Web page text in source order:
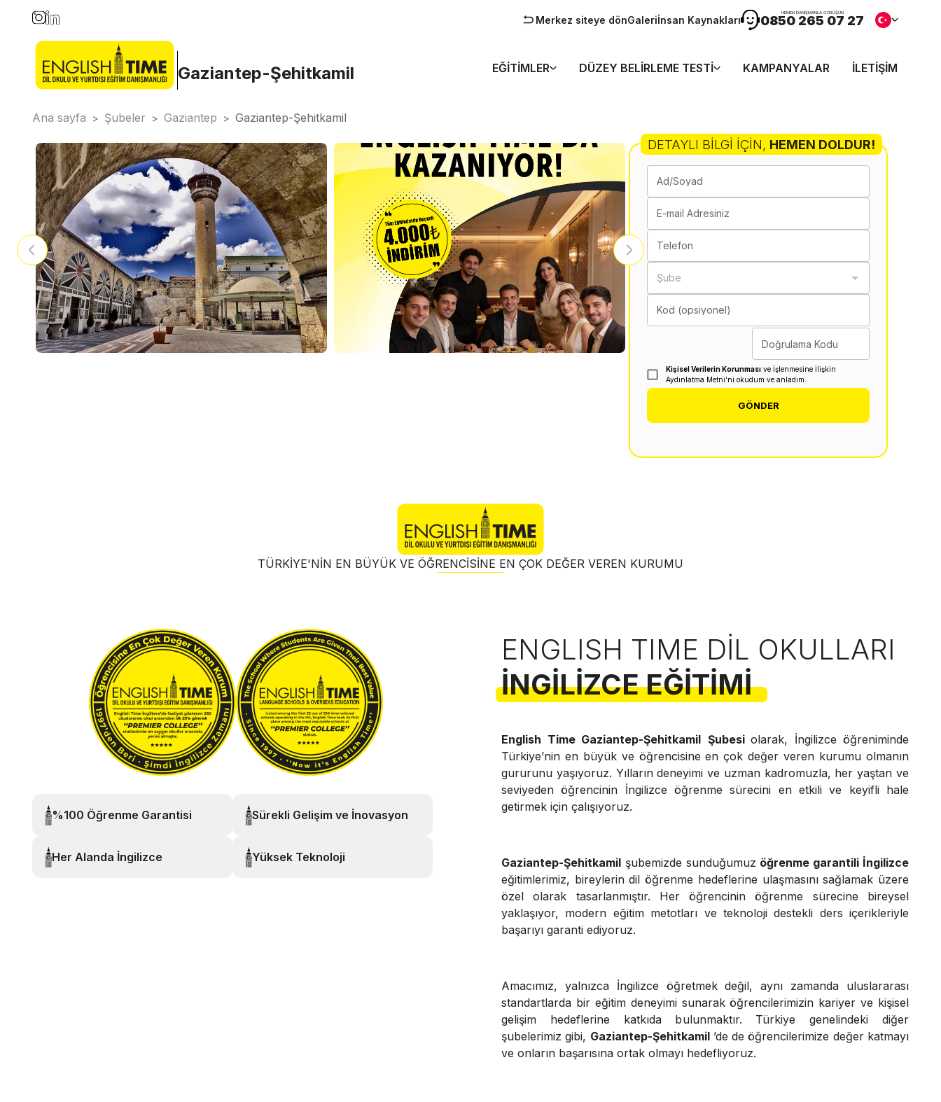
Merkez siteye dönGaleriİnsan Kaynakları
HEMEN DANIŞMANLA GÖRÜŞÜN
0850 265 07 27
Gaziantep-Şehitkamil EĞITIMLER DÜZEY BELIRLEME TESTI KAMPANYALAR İLETIŞIM
Ana sayfa > Şubeler > Gaziantep > Gaziantep-Şehitkamil
DETAYLI BILGI İÇIN, HEMEN DOLDUR!
Ad/Soyad
E-mail Adresiniz
Telefon
Şube
Kod (opsiyonel)
Doğrulama Kodu
Kişisel Verilerin Korunması ve İşlenmesine İlişkin
Aydınlatma Metni'ni okudum ve anladım.
GÖNDER
TÜRKIYE'NIN EN BÜYÜK VE ÖĞRENCISINE EN ÇOK DEĞER VEREN KURUMU
%100 Öğrenme Garantisi Sürekli Gelişim ve İnovasyon
Her Alanda İngilizce Yüksek Teknoloji
ENGLISH TIME DIL OKULLARI
İNGILIZCE EĞITIMI
English Time Gaziantep-Şehitkamil Şubesi olarak, İngilizce öğreniminde
Türkiye’nin en büyük ve öğrencisine en çok değer veren kurumu olmanın
gururunu yaşıyoruz. Yılların deneyimi ve uzman kadromuzla, her yaştan ve
seviyeden öğrencinin İngilizce öğrenme sürecini en etkili ve keyifli hale
getirmek için çalışıyoruz.
Gaziantep-Şehitkamil şubemizde sunduğumuz öğrenme garantili İngilizce
eğitimlerimiz, bireylerin dil öğrenme hedeflerine ulaşmasını sağlamak üzere
özel olarak tasarlanmıştır. Her öğrencinin öğrenme sürecine bireysel
yaklaşıyor, modern eğitim metotları ve teknoloji destekli ders içerikleriyle
başarıyı garanti ediyoruz.
Amacımız, yalnızca İngilizce öğretmek değil, aynı zamanda uluslararası
standartlarda bir eğitim deneyimi sunarak öğrencilerimizin kariyer ve kişisel
gelişim hedeflerine katkıda bulunmaktır. Türkiye genelindeki diğer
şubelerimiz gibi, Gaziantep-Şehitkamil’de de öğrencilerimize değer katmayı
ve onların başarısına ortak olmayı hedefliyoruz.